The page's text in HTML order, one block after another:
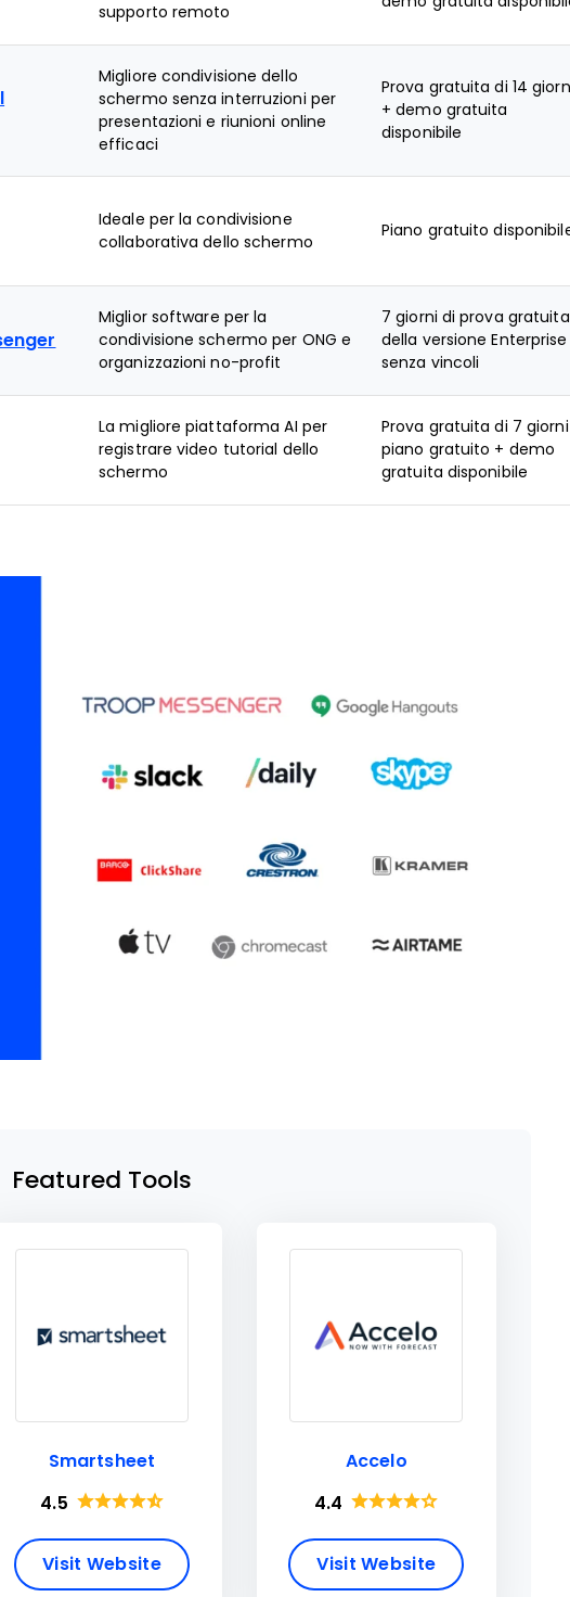
supporto remoto
Migliore condivisione dello
schermo senza interruzioni per
presentazioni e riunioni online
efficaci
Prova gratuita di 14
+ demo gratuita
disponibile
Ideale per la condivisione
collaborativa dello schermo
Piano gratuito
Miglior software per la
condivisione schermo per ONG e
organizzazioni no-profit
7 giorni di prova gratuita
della versione Enterprise
senza vincoli
La migliore piattaforma AI per
registrare video tutorial dello
schermo
Prova gratuita di 7 giorni
piano gratuito + demo
gratuita disponibile
Featured Tools
Smartsheet
4.5
Visit Website
Accelo
4.4
Visit Website